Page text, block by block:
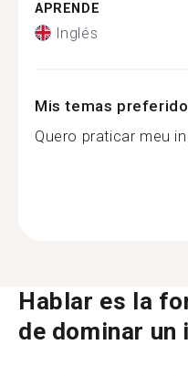
APRENDE
Inglés
Mis temas
Quero praticar meu
Hablar es la
de dominar un